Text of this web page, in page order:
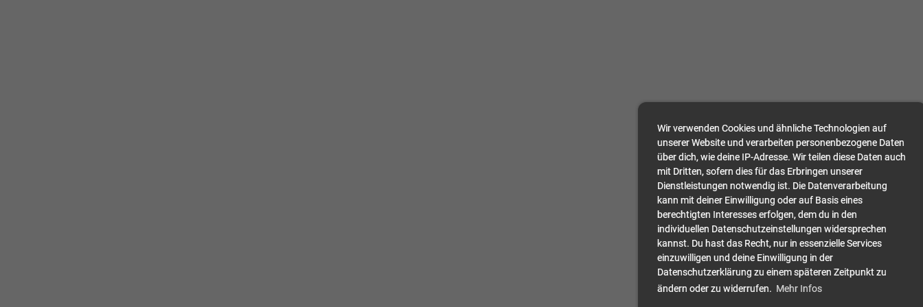
Wir verwenden Cookies und ähnliche Technologien auf
unserer Website und verarbeiten personenbezogene Daten
über dich, wie deine IP-Adresse. Wir teilen diese Daten auch
mit Dritten, sofern dies für das Erbringen unserer
Dienstleistungen notwendig ist. Die Datenverarbeitung
kann mit deiner Einwilligung oder auf Basis eines
berechtigten Interesses erfolgen, dem du in den
individuellen Datenschutzeinstellungen widersprechen
kannst. Du hast das Recht, nur in essenzielle Services
einzuwilligen und deine Einwilligung in der
Datenschutzerklärung zu einem späteren Zeitpunkt zu
ändern oder zu widerrufen. Mehr Infos